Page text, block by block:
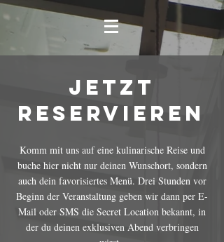
Jetzt
reservieren
Komm mit uns auf eine kulinarische Reise und
buche hier nicht nur deinen Wunschort, sondern
auch dein favorisiertes Menü. Drei Stunden vor
Beginn der Veranstaltung geben wir dann per E-
Mail oder SMS die Secret Location bekannt, in
der du deinen exklusiven Abend verbringen